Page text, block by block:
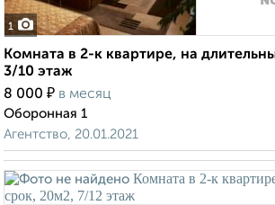
1
Комната в 2-к квартире, на
3/10 этаж
8 000 ₽ в месяц
Оборонная 1
Агентство, 20.01.2021